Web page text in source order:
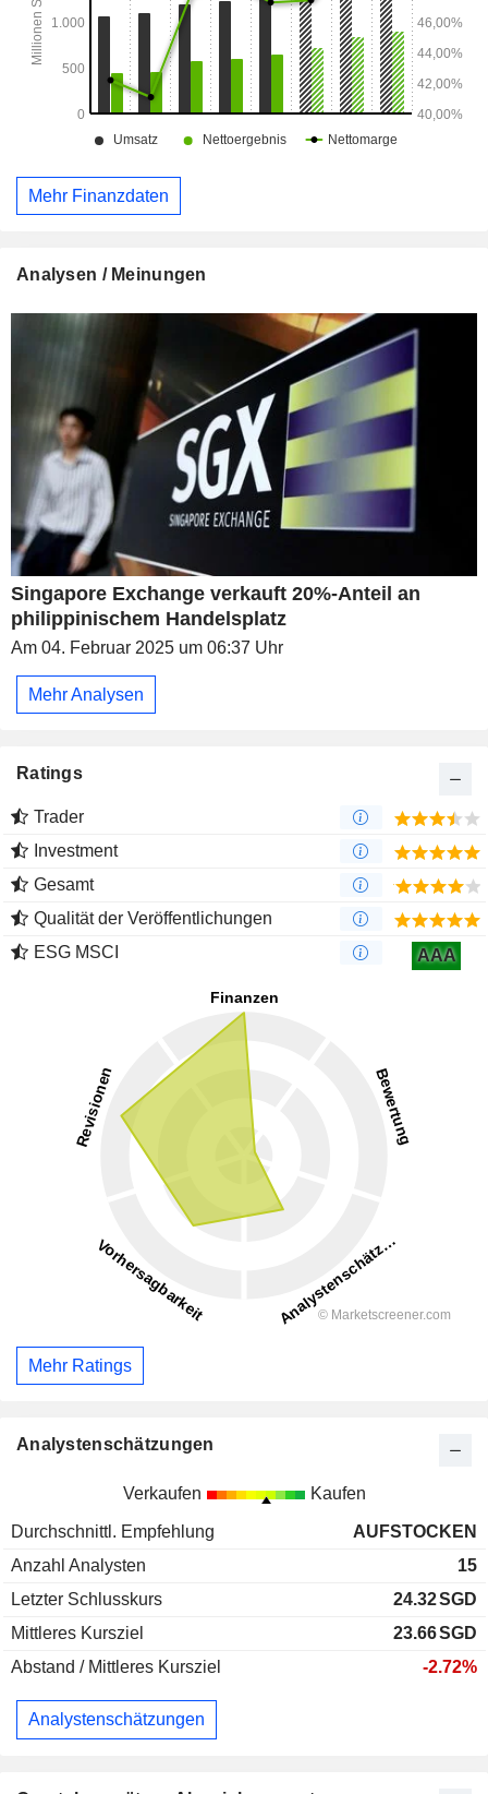
Mehr Finanzdaten
Analysen / Meinungen
Singapore Exchange verkauft 20%-Anteil an
philippinischem Handelsplatz
Am 04. Februar 2025 um 06:37 Uhr
Mehr Analysen
Ratings
Trader
Investment
Gesamt
Qualität der Veröffentlichungen
ESG MSCI
AAA
Mehr Ratings
Analystenschätzungen
Verkaufen Kaufen
Durchschnittl. Empfehlung
AUFSTOCKEN
Anzahl Analysten
15
Letzter Schlusskurs
24.32SGD
Mittleres Kursziel
23.66SGD
Abstand / Mittleres Kursziel
-2.72%
Analystenschätzungen